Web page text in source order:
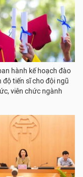
hành kế hoạch đào
độ tiến sĩ cho đội ngũ
viên chức ngành